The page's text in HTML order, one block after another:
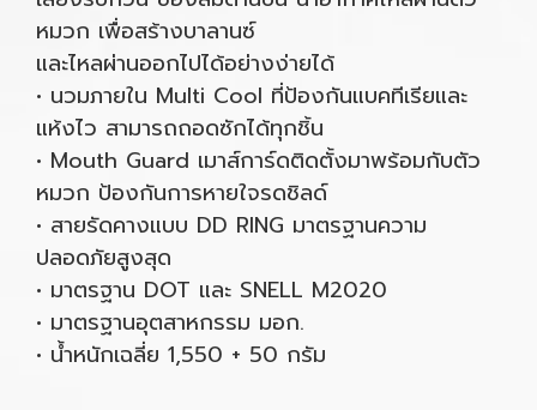
หมวก เพื่อสร้างบาลานซ์
และไหลผ่านออกไปได้อย่างง่ายได้
• นวมภายใน Multi Cool ที่ป้องกันแบคทีเรียและ
แห้งไว สามารถถอดซักได้ทุกชิ้น
• Mouth Guard เมาส์การ์ดติดตั้งมาพร้อมกับตัว
หมวก ป้องกันการหายใจรดชิลด์
• สายรัดคางแบบ DD RING มาตรฐานความ
ปลอดภัยสูงสุด
• มาตรฐาน DOT และ SNELL M2020
• มาตรฐานอุตสาหกรรม มอก.
• น้ำหนักเฉลี่ย 1,550 + 50 กรัม